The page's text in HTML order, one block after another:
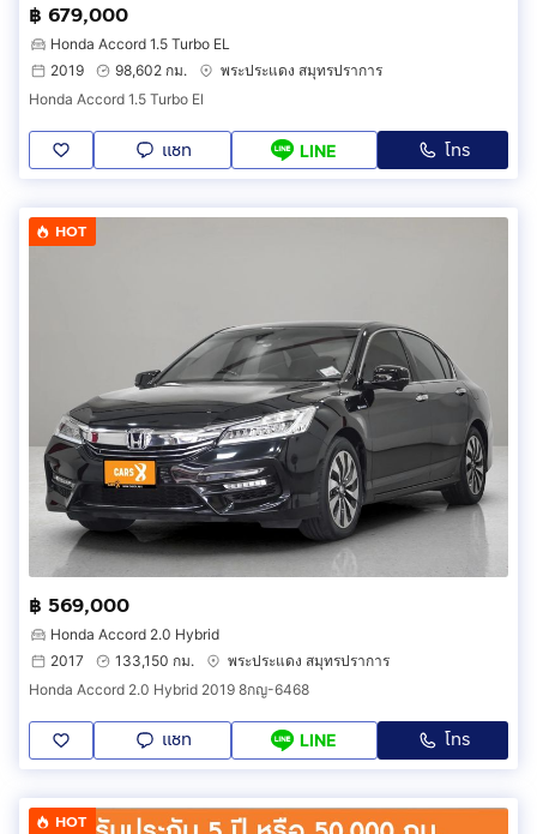
฿ 679,000
Honda Accord 1.5 Turbo EL
2019
98,602 กม.
พระประแดง สมุทรปราการ
Honda Accord 1.5 Turbo El
แชท LINE โทร
HOT
฿ 569,000
Honda Accord 2.0 Hybrid
2017
133,150 กม.
พระประแดง สมุทรปราการ
Honda Accord 2.0 Hybrid 2019 8กญ-6468
แชท LINE โทร
HOT